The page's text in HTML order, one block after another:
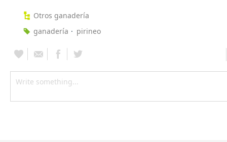
Otros ganadería
ganadería
pirineo